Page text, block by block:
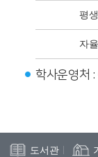
평
자
학사운영
도서관